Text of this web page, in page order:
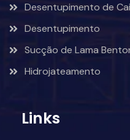
Desentupimento de
Desentupimento
Sucção de Lama
Hidrojateamento
Links